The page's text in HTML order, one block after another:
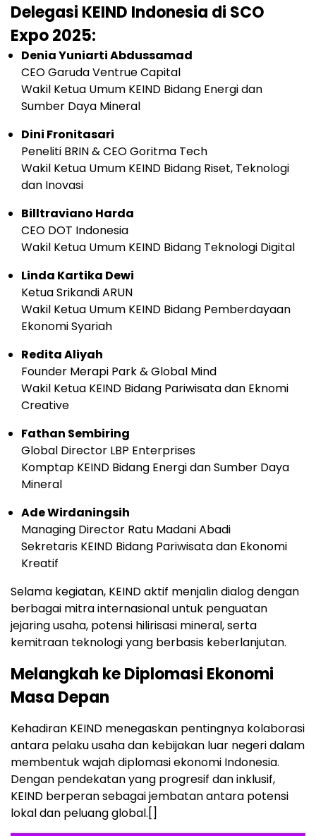
Delegasi KEIND Indonesia di SCO
Expo 2025:
Denia Yuniarti Abdussamad
CEO Garuda Ventrue Capital
Wakil Ketua Umum KEIND Bidang Energi dan
Sumber Daya Mineral
Dini Fronitasari
Peneliti BRIN & CEO Goritma Tech
Wakil Ketua Umum KEIND Bidang Riset, Teknologi
dan Inovasi
Billtraviano Harda
CEO DOT Indonesia
Wakil Ketua Umum KEIND Bidang Teknologi Digital
Linda Kartika Dewi
Ketua Srikandi ARUN
Wakil Ketua Umum KEIND Bidang Pemberdayaan
Ekonomi Syariah
Redita Aliyah
Founder Merapi Park & Global Mind
Wakil Ketua KEIND Bidang Pariwisata dan Eknomi
Creative
Fathan Sembiring
Global Director LBP Enterprises
Komptap KEIND Bidang Energi dan Sumber Daya
Mineral
Ade Wirdaningsih
Managing Director Ratu Madani Abadi
Sekretaris KEIND Bidang Pariwisata dan Ekonomi
Kreatif
Selama kegiatan, KEIND aktif menjalin dialog dengan
berbagai mitra internasional untuk penguatan
jejaring usaha, potensi hilirisasi mineral, serta
kemitraan teknologi yang berbasis keberlanjutan.
Melangkah ke Diplomasi Ekonomi
Masa Depan
Kehadiran KEIND menegaskan pentingnya kolaborasi
antara pelaku usaha dan kebijakan luar negeri dalam
membentuk wajah diplomasi ekonomi Indonesia.
Dengan pendekatan yang progresif dan inklusif,
KEIND berperan sebagai jembatan antara potensi
lokal dan peluang global.[]